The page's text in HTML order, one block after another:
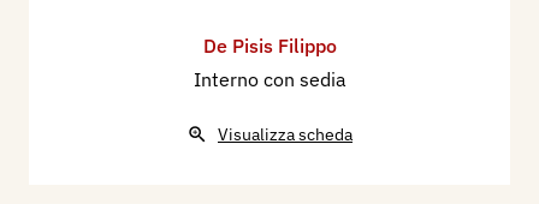
De Pisis Filippo
Interno con sedia
Visualizza scheda